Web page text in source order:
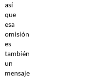
así
que
esa
omisión
es
también
un
mensaje